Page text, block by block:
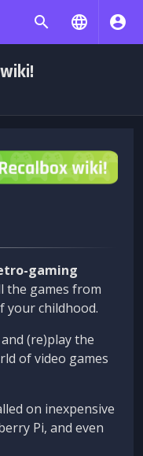
gaming
the games from
your childhood.
(re)play the
of video games
on inexpensive
Pi, and even